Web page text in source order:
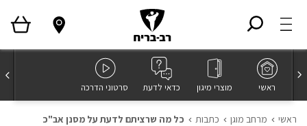
ראשי מוצרי מיגון כדאי לדעת סרטוני הדרכה
ראשי מרחב מוגן כתבות כל מה שרציתם לדעת על מסנן אב"כ